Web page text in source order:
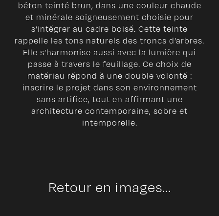
béton teinté brun, dans une couleur chaude
et minérale soigneusement choisie pour
s’intégrer au cadre boisé. Cette teinte
rappelle les tons naturels des troncs d’arbres.
Elle s’harmonise aussi avec la lumière qui
passe à travers le feuillage. Ce choix de
matériau répond à une double volonté :
inscrire le projet dans son environnement
sans artifice, tout en affirmant une
architecture contemporaine, sobre et
intemporelle.
Retour en images...